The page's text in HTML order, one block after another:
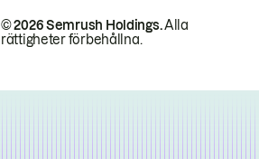
© 2026 Semrush Holdings.Alla
rättigheter förbehållna.